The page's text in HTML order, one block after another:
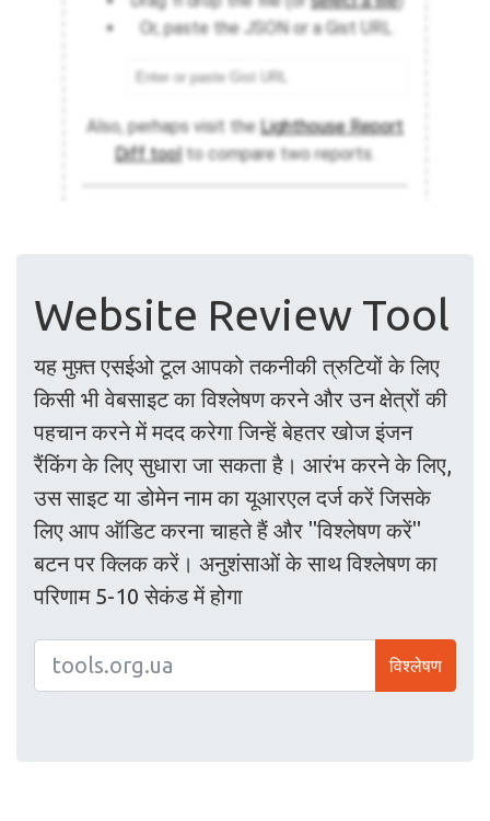
Website Review Tool
यह मुफ़्त एसईओ टूल आपको तकनीकी त्रुटियों के लिए
किसी भी वेबसाइट का विश्लेषण करने और उन क्षेत्रों की
पहचान करने में मदद करेगा जिन्हें बेहतर खोज इंजन
रैंकिंग के लिए सुधारा जा सकता है। आरंभ करने के लिए,
उस साइट या डोमेन नाम का यूआरएल दर्ज करें जिसके
लिए आप ऑडिट करना चाहते हैं और "विश्लेषण करें"
बटन पर क्लिक करें। अनुशंसाओं के साथ विश्लेषण का
परिणाम 5-10 सेकंड में होगा
विश्लेषण